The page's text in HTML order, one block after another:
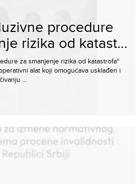
procedure
rizika od katast...
za smanjenje rizika od katastrofa“
alat koji omogućava usklađen i
...